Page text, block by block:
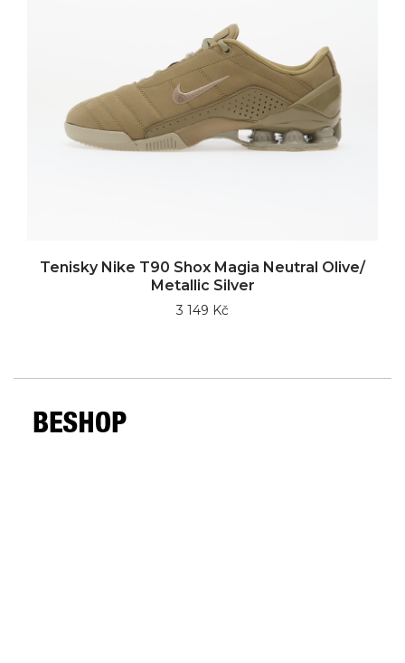
Tenisky Nike T90 Shox Magia Neutral Olive/
Metallic Silver
3 149 Kč